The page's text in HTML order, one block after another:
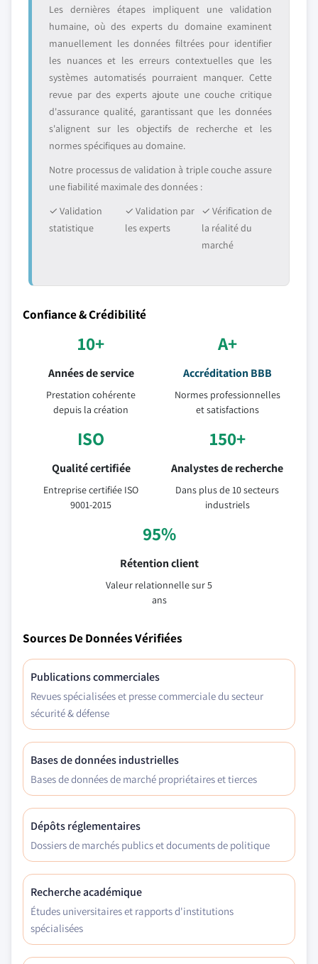
Les dernières étapes impliquent une validation
humaine, où des experts du domaine examinent
manuellement les données filtrées pour identifier
les nuances et les erreurs contextuelles que les
systèmes automatisés pourraient manquer. Cette
revue par des experts ajoute une couche critique
d'assurance qualité, garantissant que les données
s'alignent sur les objectifs de recherche et les
normes spécifiques au domaine.
Notre processus de validation à triple couche assure
une fiabilité maximale des données :
✓ Validation
statistique
✓ Validation par
les experts
✓ Vérification de
la réalité du
marché
Confiance & Crédibilité
10+
Années de service
Prestation cohérente
depuis la création
A+
Accréditation BBB
Normes professionnelles
et satisfactions
ISO
Qualité certifiée
Entreprise certifiée ISO
9001-2015
150+
Analystes de recherche
Dans plus de 10 secteurs
industriels
95%
Rétention client
Valeur relationnelle sur 5
ans
Sources De Données Vérifiées
Publications commerciales
Revues spécialisées et presse commerciale du secteur
sécurité & défense
Bases de données industrielles
Bases de données de marché propriétaires et tierces
Dépôts réglementaires
Dossiers de marchés publics et documents de politique
Recherche académique
Études universitaires et rapports d'institutions
spécialisées